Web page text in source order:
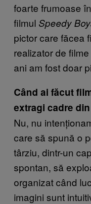
foarte frumoase
filmul Speedy
pictor care făcea
realizator de
ani am fost doar
Când ai făcut
extragi cadre
Nu, nu
care să spună o
târziu, dintr-un
spontan, să
organizat când
imagini sunt